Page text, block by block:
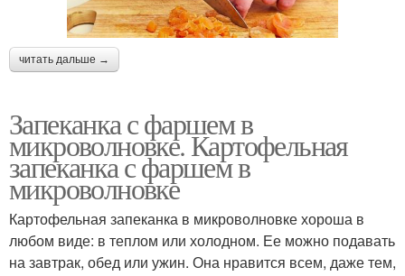
читать дальше →
Запеканка с фаршем в
микроволновке. Картофельная
запеканка с фаршем в
микроволновке
Картофельная запеканка в микроволновке хороша в
любом виде: в теплом или холодном. Ее можно подавать
на завтрак, обед или ужин. Она нравится всем, даже тем,